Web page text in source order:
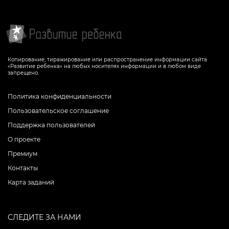
Копирование, тиражирование или распространение информации сайта
«Развитие ребенка» на любых носителях информации и в любом виде
запрещено.
Политика конфиденциальности
Пользовательское соглашение
Поддержка пользователей
О проекте
Премиум
Контакты
Карта заданий
СЛЕДИТЕ ЗА НАМИ